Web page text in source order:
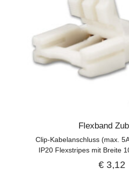
Flexband
Clip-Kabelanschluss (max.
IP20 Flexstripes mit Breite
€3,12